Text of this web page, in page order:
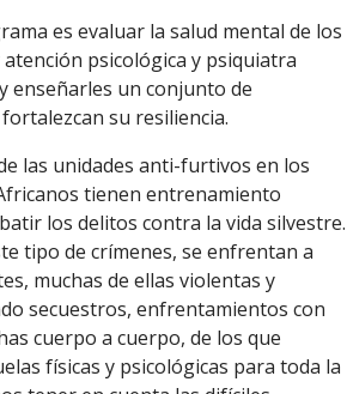
es evaluar la salud mental de los
psicológica y psiquiatra
enseñarles un conjunto de
su resiliencia.
las unidades anti-furtivos en los
tienen entrenamiento
los delitos contra la vida silvestre.
tipo de crímenes, se enfrentan a
muchas de ellas violentas y
secuestros, enfrentamientos con
cuerpo a cuerpo, de los que
físicas y psicológicas para toda la